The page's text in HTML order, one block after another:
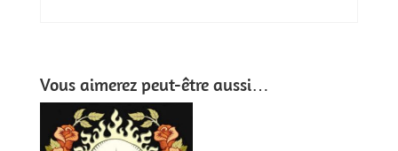
Vous aimerez peut-être aussi…